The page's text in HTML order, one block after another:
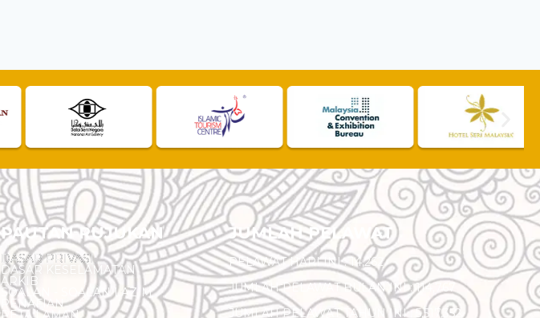
PAUTAN RUJUKAN
DASAR PRIVASI
DASAR KESELAMATAN
ARKIB
SOALAN - SOALAN LAZIM
PENAFIAN
PETA LAMAN
JUMLAH PELAWAT
PELAWAT HARI INI : 14,262
JUMLAH PELAWAT BULAN INI : 114,767
JUMLAH PELAWAT TAHUN INI : 5,517,352